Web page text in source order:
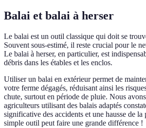
Balai et balai à herser
Le balai est un outil classique qui doit se
Souvent sous-estimé, il reste crucial pour le
Le balai à herser, en particulier, est
débris dans les étables et les enclos.
Utiliser un balai en extérieur permet de
votre ferme dégagés, réduisant ainsi les
chute, surtout en période de pluie. Nous
agriculteurs utilisant des balais adaptés
significative des accidents et une hausse de
simple outil peut faire une grande différence !